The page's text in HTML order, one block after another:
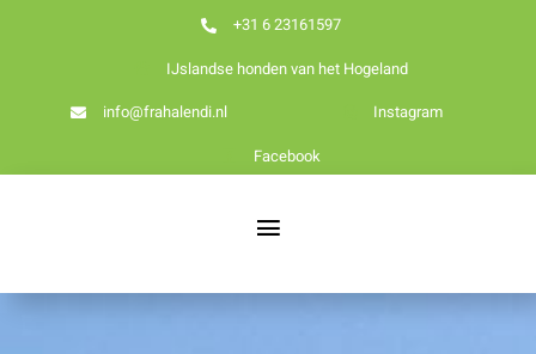
+31 6 23161597
IJslandse honden van het Hogeland
info@frahalendi.nl
Instagram
Facebook
Toggle